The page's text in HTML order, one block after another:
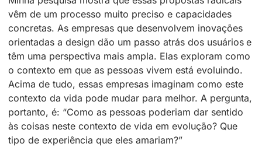
vêm de um processo muito preciso e capacidades
concretas. As empresas que desenvolvem inovações
orientadas a design dão um passo atrás dos usuários e
têm uma perspectiva mais ampla. Elas exploram como
o contexto em que as pessoas vivem está evoluindo.
Acima de tudo, essas empresas imaginam como este
contexto da vida pode mudar para melhor. A pergunta,
portanto, é: “Como as pessoas poderiam dar sentido
às coisas neste contexto de vida em evolução? Que
tipo de experiência que eles amariam?”